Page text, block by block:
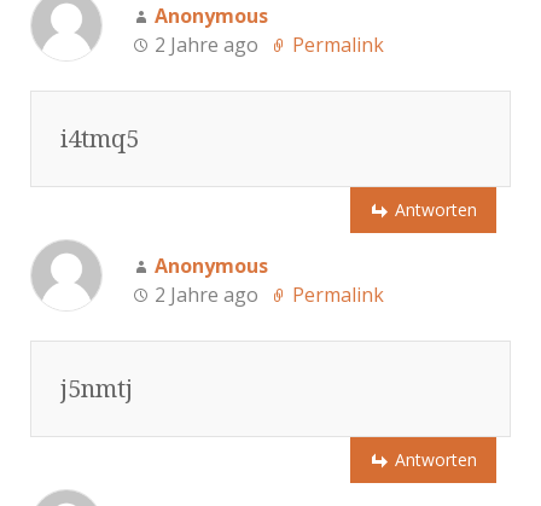
Anonymous
2 Jahre ago
Permalink
i4tmq5
Antworten
Anonymous
2 Jahre ago
Permalink
j5nmtj
Antworten